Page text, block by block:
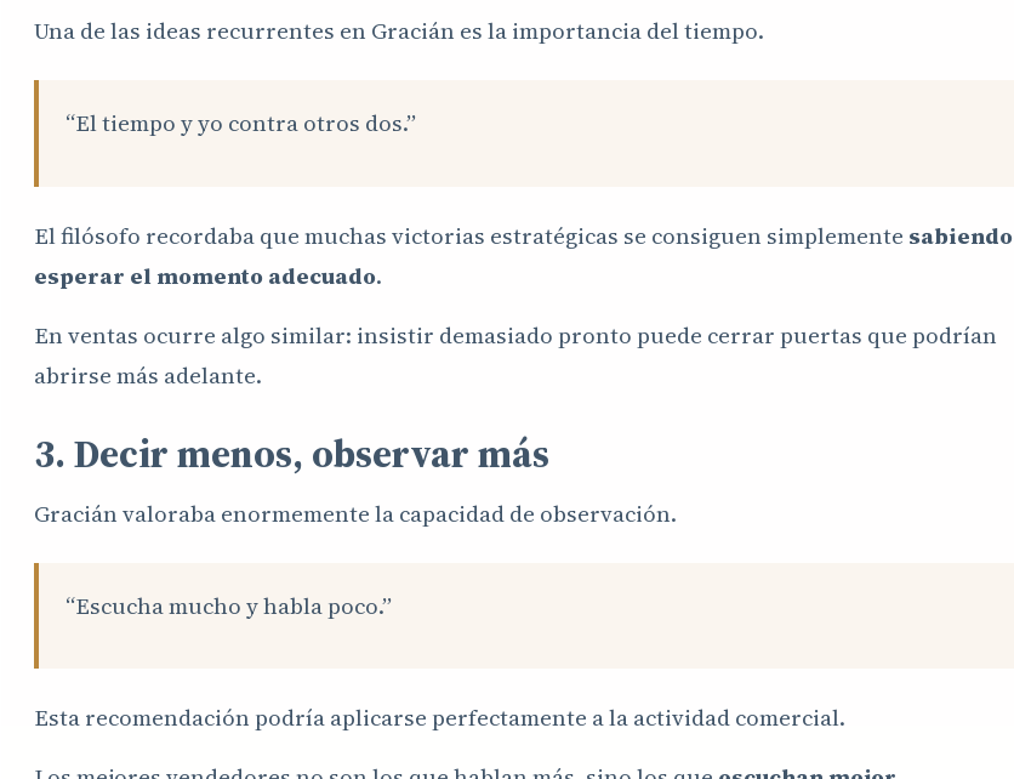
Una de las ideas recurrentes en Gracián es la importancia del tiempo.
“El tiempo y yo contra otros dos.”
El filósofo recordaba que muchas victorias estratégicas se consiguen simplemente sabiendo
esperar el momento adecuado.
En ventas ocurre algo similar: insistir demasiado pronto puede cerrar puertas que podrían
abrirse más adelante.
3. Decir menos, observar más
Gracián valoraba enormemente la capacidad de observación.
“Escucha mucho y habla poco.”
Esta recomendación podría aplicarse perfectamente a la actividad comercial.